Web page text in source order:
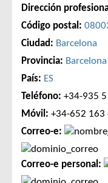
Dirección
Código postal:
Ciudad: Barcelona
Provincia: Barcelona
País: ES
Teléfono: +34-935
Móvil: +34-652 163
Correo-e:
Correo-e personal: